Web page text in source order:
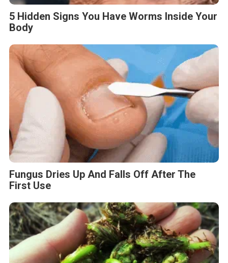
5 Hidden Signs You Have Worms Inside Your
Body
Fungus Dries Up And Falls Off After The
First Use